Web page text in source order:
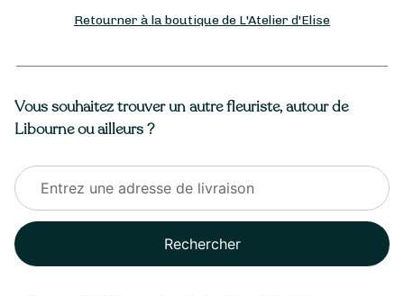
Retourner à la boutique de L'Atelier d'Elise
Vous souhaitez trouver un autre fleuriste, autour de
Libourne ou ailleurs ?
Rechercher